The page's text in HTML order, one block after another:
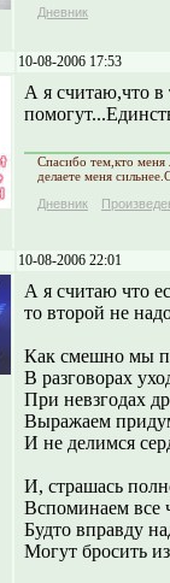
Дневник
10-08-2006 17:53
А я считаю,что в
Спасибо тем,кто меня
делаете меня
Дневник
10-08-2006 22:01
А я считаю что
то второй не
Как смешно мы
В разговорах
При невзгодах
Выражаем
И не делимся
И, страшась
Вспоминаем все
Будто вправду
Могут бросить